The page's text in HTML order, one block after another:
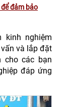
đảm bảo
nghiệm
và lắp đặt
cho các bạn
đáp ứng